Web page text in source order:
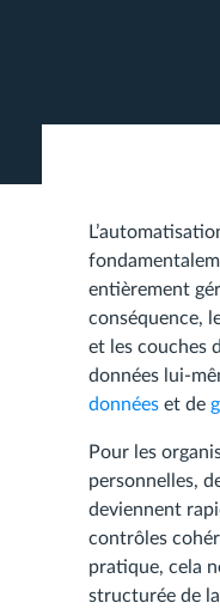
entièrement
conséquence,
et les couches
données lui-
données et de
Pour les
personnelles,
deviennent
contrôles
pratique, cela
structurée de la